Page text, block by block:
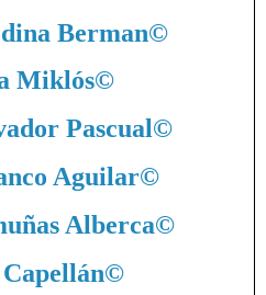
Berman©
Miklós©
Pascual©
Aguilar©
Alberca©
©